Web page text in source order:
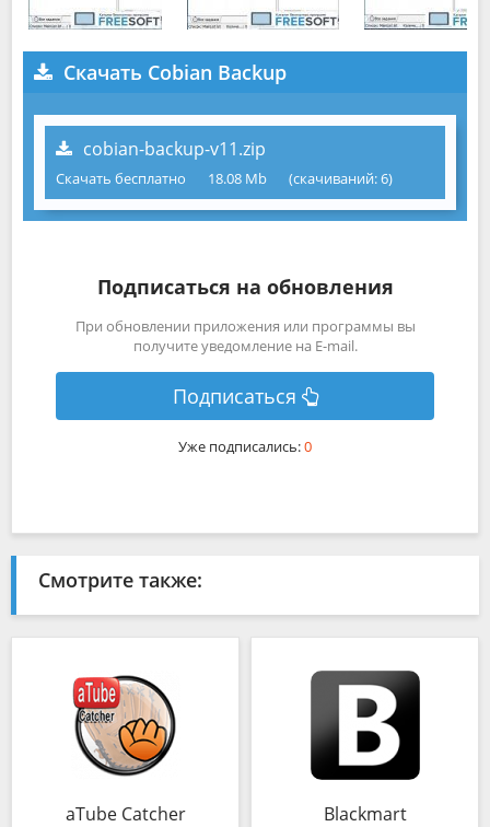
Скачать Cobian Backup
cobian-backup-v11.zip
Скачать бесплатно 18.08 Mb (cкачиваний: 6)
Подписаться на обновления
При обновлении приложения или программы вы
получите уведомление на E-mail.
Подписаться
Уже подписались:0
Смотрите также:
aTube Catcher Blackmart